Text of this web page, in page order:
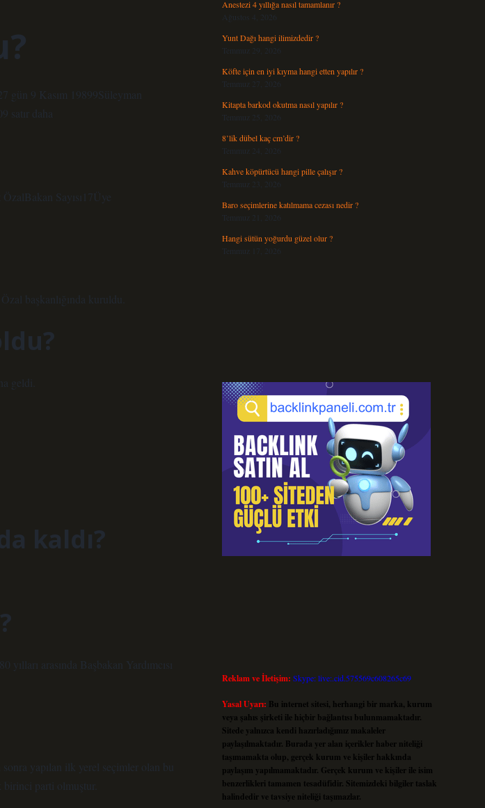
gün 9 Kasım 19899Süleyman
satır daha
Sayısı17Üye
başkanlığında kuruldu.
geldi.
kaldı?
arasında Başbakan Yardımcısı
yapılan ilk yerel seçimler olan bu
parti olmuştur.
Anestezi 4 yıllığa nasıl tamamlanır ?
Ağustos 4, 2026
Yunt Dağı hangi ilimizdedir ?
Temmuz 29, 2026
Köfte için en iyi kıyma hangi etten yapılır ?
Temmuz 27, 2026
Kitapta barkod okutma nasıl yapılır ?
Temmuz 25, 2026
8’lik dübel kaç cm’dir ?
Temmuz 24, 2026
Kahve köpürtücü hangi pille çalışır ?
Temmuz 23, 2026
Baro seçimlerine katılmama cezası nedir ?
Temmuz 21, 2026
Hangi sütün yoğurdu güzel olur ?
Temmuz 17, 2026
Reklam ve İletişim: Skype: live:.cid.575569c608265c69
Yasal Uyarı: Bu internet sitesi, herhangi bir marka, kurum
veya şahıs şirketi ile hiçbir bağlantısı bulunmamaktadır.
Sitede yalnızca kendi hazırladığımız makaleler
paylaşılmaktadır. Burada yer alan içerikler haber niteliği
taşımamakta olup, gerçek kurum ve kişiler hakkında
paylaşım yapılmamaktadır. Gerçek kurum ve kişiler ile isim
benzerlikleri tamamen tesadüfidir. Sitemizdeki bilgiler taslak
halindedir ve tavsiye niteliği taşımazlar.